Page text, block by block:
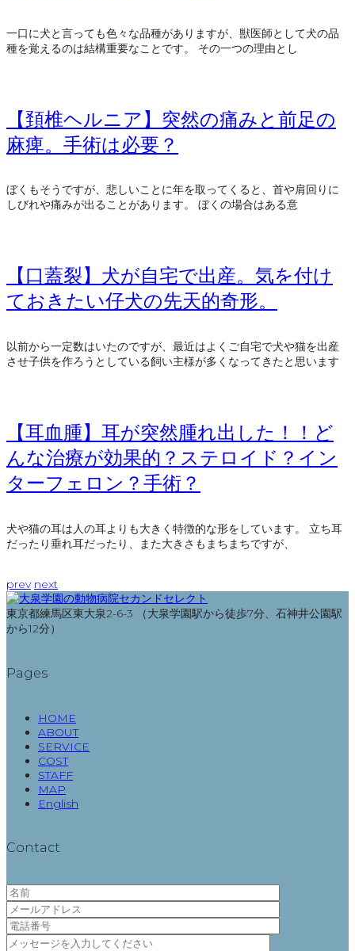
一口に犬と言っても色々な品種がありますが、獣医師として犬の品
種を覚えるのは結構重要なことです。 その一つの理由とし
【頚椎ヘルニア】突然の痛みと前足の
麻痺。手術は必要？
ぼくもそうですが、悲しいことに年を取ってくると、首や肩回りに
しびれや痛みが出ることがあります。 ぼくの場合はある意
【口蓋裂】犬が自宅で出産。気を付け
ておきたい仔犬の先天的奇形。
以前から一定数はいたのですが、最近はよくご自宅で犬や猫を出産
させ子供を作ろうとしている飼い主様が多くなってきたと思います
【耳血腫】耳が突然腫れ出した！！ど
んな治療が効果的？ステロイド？イン
ターフェロン？手術？
犬や猫の耳は人の耳よりも大きく特徴的な形をしています。 立ち耳
だったり垂れ耳だったり、また大きさもまちまちですが、
prev next
東京都練馬区東大泉2-6-3 （大泉学園駅から徒歩7分、石神井公園駅
から12分）
Pages
HOME
ABOUT
SERVICE
COST
STAFF
MAP
English
Contact